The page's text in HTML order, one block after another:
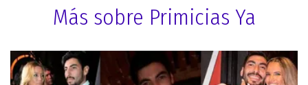
Más sobre Primicias Ya